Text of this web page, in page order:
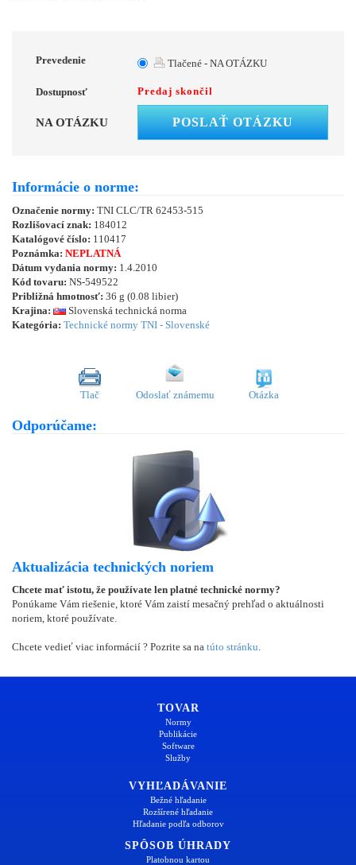
Prevedenie Tlačené - NA OTÁZKU
Dostupnosť Predaj skončil
NA OTÁZKU POSLAŤ OTÁZKU
Informácie o norme:
Označenie normy: TNI CLC/TR 62453-515
Rozlišovací znak: 184012
Katalógové číslo: 110417
Poznámka: NEPLATNÁ
Dátum vydania normy: 1.4.2010
Kód tovaru: NS-549522
Približná hmotnosť: 36 g (0.08 libier)
Krajina:
Slovenská technická norma
Kategória: Technické normy TNI - Slovenské
Tlač Odoslať známemu Otázka
Odporúčame:
Aktualizácia technických noriem
Chcete mať istotu, že používate len platné technické normy?
Ponúkame Vám riešenie, ktoré Vám zaistí mesačný prehľad o aktuálnosti
noriem, ktoré používate.
Chcete vedieť viac informácií ? Pozrite sa na túto stránku
TOVAR
Normy
Publikácie
Software
Služby
VYHĽADÁVANIE
Bežné hľadanie
Rozšírené hľadanie
Hľadanie podľa odborov
SPÔSOB ÚHRADY
Platobnou kartou